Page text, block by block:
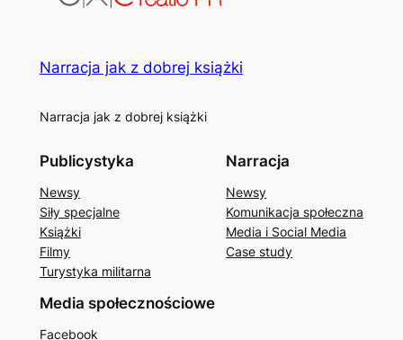
Narracja jak z dobrej książki
Narracja jak z dobrej książki
Publicystyka
Newsy
Siły specjalne
Książki
Filmy
Turystyka militarna
Narracja
Newsy
Komunikacja społeczna
Media i Social Media
Case study
Media społecznościowe
Facebook